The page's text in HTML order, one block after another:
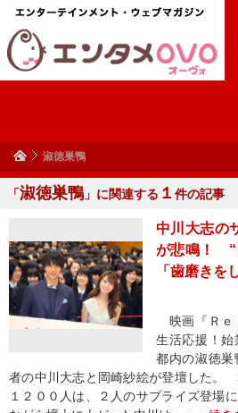
淑徳巣鴨
「淑徳巣鴨 」に関連する １ 件の記事
中川大志の
が悲鳴！ “
「歯磨きを
映画『Ｒｅ
生活応援！始
都内の淑徳
者の中川大志と岡崎紗絵が登壇した。
１２００人は、２人のサプライズ登場